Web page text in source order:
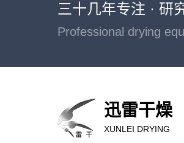
三十几年专注 · 研
Professional drying
迅雷干燥
XUNLEI DRYING